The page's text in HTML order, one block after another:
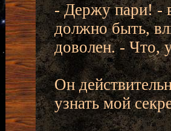
- Держу пари! -
должно быть,
доволен. - Что,
Он
узнать мой